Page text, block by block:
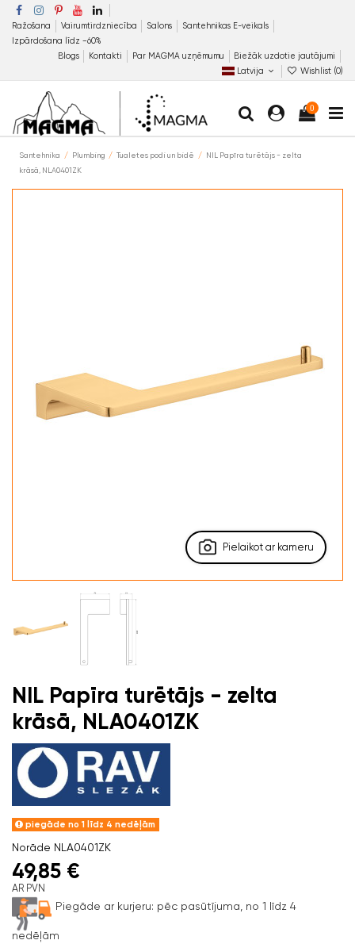
Ražošana Vairumtirdzniecība Salons
Santehnikas E-veikals
Izpārdošana līdz −60%
Blogs
Kontakti Par MAGMA uzņēmumu
Biežāk uzdotie jautājumi
Latvija
Wishlist (0)
0
Santehnika Plumbing Tualetes podi un bidē
NIL Papīra turētājs - zelta
krāsā, NLA0401ZK
Pielaikot ar kameru
NIL Papīra turētājs - zelta
krāsā, NLA0401ZK
piegāde no 1 līdz 4 nedēļām
Norāde NLA0401ZK
49,85 €
AR PVN
Piegāde ar kurjeru: pēc pasūtījuma, no 1 līdz 4
nedēļām